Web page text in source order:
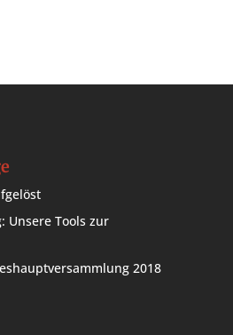
Unsere Tools zur
2018